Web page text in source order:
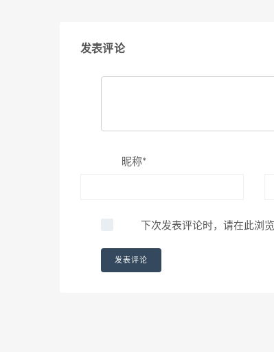
发表评论
昵称*
下次发表评论时，请在此浏